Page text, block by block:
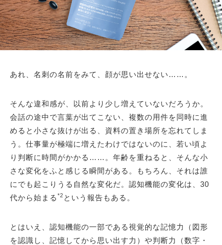
あれ、名刺の名前をみて、顔が思い出せない……。
そんな違和感が、以前より少し増えていないだろうか。
会話の途中で言葉が出てこない、複数の用件を同時に進
めると小さな抜けが出る、資料の置き場所を忘れてしま
う。仕事量が極端に増えたわけではないのに、若い頃よ
り判断に時間がかかる……。年齢を重ねると、そんな小
さな変化をふと感じる瞬間がある。もちろん、それは誰
にでも起こりうる自然な変化だ。認知機能の変化は、30
代から始まる *2 という報告もある。
とはいえ、認知機能の一部である視覚的な記憶力（図形
を認識し、記憶してから思い出す力）や判断力（数字・